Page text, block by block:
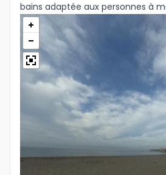
Eventos
Ofertas e ideas para disfrutar
Idioma
bains adaptée aux personnes à